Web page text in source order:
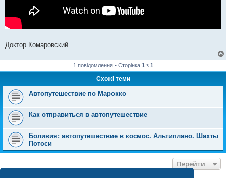
Доктор Комаровский
1 повідомлення • Сторінка 1 з 1
Схожі теми
Автопутешествие по Марокко
Как отправиться в автопутешествие
Боливия: автопутешествие в космос. Альтиплано. Шахты
Потоси
Перейти